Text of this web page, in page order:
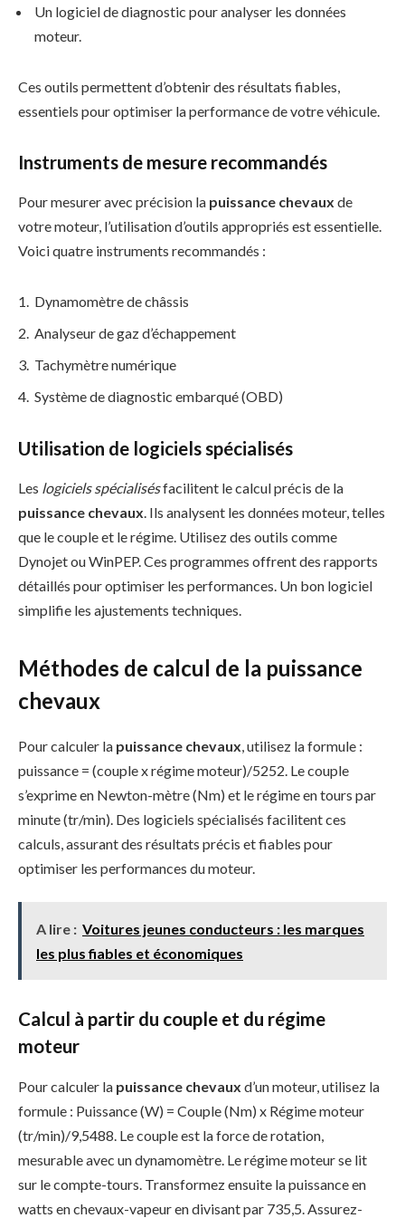
Un logiciel de diagnostic pour analyser les données
moteur.
Ces outils permettent d’obtenir des résultats fiables,
essentiels pour optimiser la performance de votre véhicule.
Instruments de mesure recommandés
Pour mesurer avec précision la puissance chevaux de
votre moteur, l’utilisation d’outils appropriés est essentielle.
Voici quatre instruments recommandés :
Dynamomètre de châssis
Analyseur de gaz d’échappement
Tachymètre numérique
Système de diagnostic embarqué (OBD)
Utilisation de logiciels spécialisés
Les logiciels spécialisésfacilitent le calcul précis de la
puissance chevaux. Ils analysent les données moteur, telles
que le couple et le régime. Utilisez des outils comme
Dynojet ou WinPEP. Ces programmes offrent des rapports
détaillés pour optimiser les performances. Un bon logiciel
simplifie les ajustements techniques.
Méthodes de calcul de la puissance
chevaux
Pour calculer la puissance chevaux, utilisez la formule :
puissance = (couple x régime moteur)/5252. Le couple
s’exprime en Newton-mètre (Nm) et le régime en tours par
minute (tr/min). Des logiciels spécialisés facilitent ces
calculs, assurant des résultats précis et fiables pour
optimiser les performances du moteur.
A lire : Voitures jeunes conducteurs : les marques
les plus fiables et économiques
Calcul à partir du couple et du régime
moteur
Pour calculer la puissance chevaux d’un moteur, utilisez la
formule : Puissance (W) = Couple (Nm) x Régime moteur
(tr/min)/9,5488. Le couple est la force de rotation,
mesurable avec un dynamomètre. Le régime moteur se lit
sur le compte-tours. Transformez ensuite la puissance en
watts en chevaux-vapeur en divisant par 735,5. Assurez-